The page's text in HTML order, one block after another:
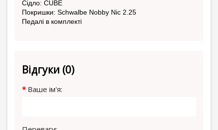
Сідло: CUBE
Покришки: Schwalbe Nobby Nic 2.25
Педалі в комплекті
Відгуки (0)
Ваше ім'я: